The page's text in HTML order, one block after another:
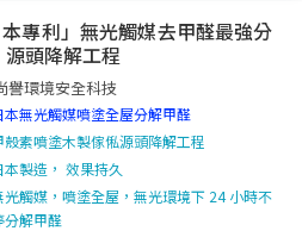
本專利」無光觸媒去甲醛最強分
頭降解工程
譽環境安全科技
本無光觸媒噴塗全屋分解甲醛
殼素噴塗木製傢俬源頭降解工程
本製造， 效果持久
光觸媒，噴塗全屋，無光環境下 24 小時不
分解甲醛